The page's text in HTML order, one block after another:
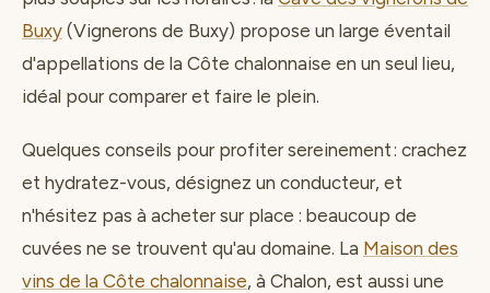
Buxy (Vignerons de Buxy) propose un large éventail
d'appellations de la Côte chalonnaise en un seul lieu,
idéal pour comparer et faire le plein.
Quelques conseils pour profiter sereinement : crachez
et hydratez-vous, désignez un conducteur, et
n'hésitez pas à acheter sur place : beaucoup de
cuvées ne se trouvent qu'au domaine. La Maison des
vins de la Côte chalonnaise, à Chalon, est aussi une